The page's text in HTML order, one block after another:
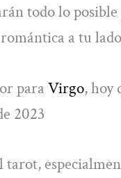
todo lo
a tu
para Virgo, hoy
2023
tarot,